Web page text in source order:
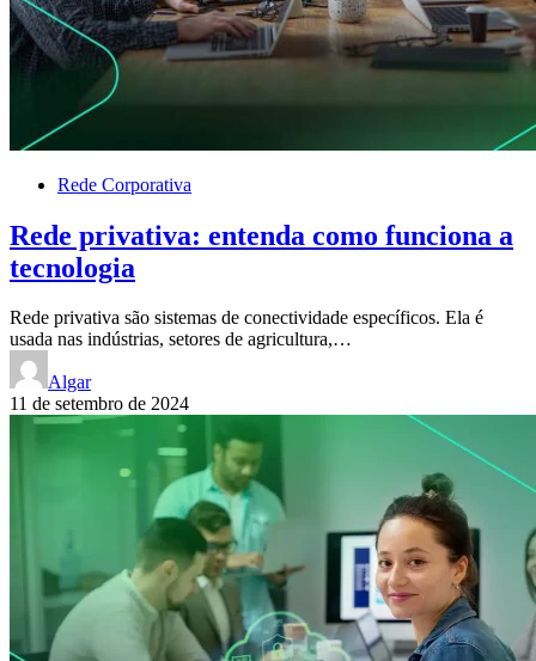
Rede Corporativa
Rede privativa: entenda como funciona a
tecnologia
Rede privativa são sistemas de conectividade específicos. Ela é
usada nas indústrias, setores de agricultura,…
Algar
11 de setembro de 2024